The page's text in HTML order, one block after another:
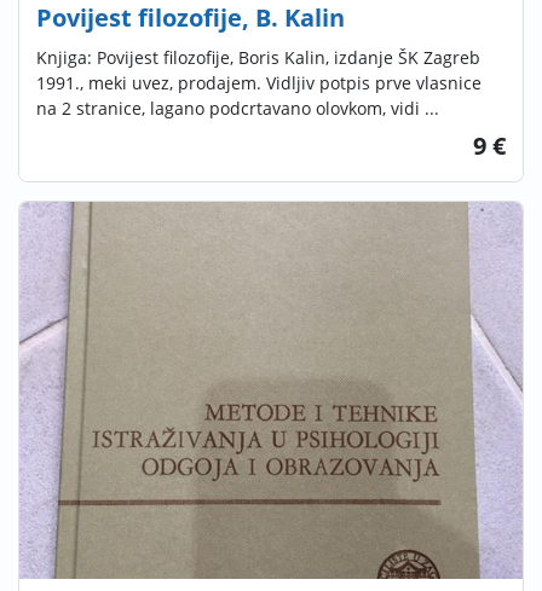
Povijest filozofije, B. Kalin
Knjiga: Povijest filozofije, Boris Kalin, izdanje ŠK Zagreb
1991., meki uvez, prodajem. Vidljiv potpis prve vlasnice
na 2 stranice, lagano podcrtavano olovkom, vidi ...
9 €